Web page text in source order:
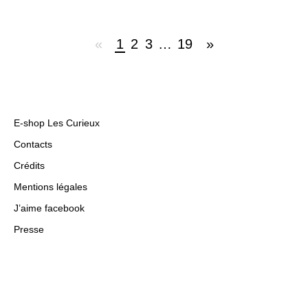
« 1 2 3 … 19 »
E-shop Les Curieux
Contacts
Crédits
Mentions légales
J’aime facebook
Presse